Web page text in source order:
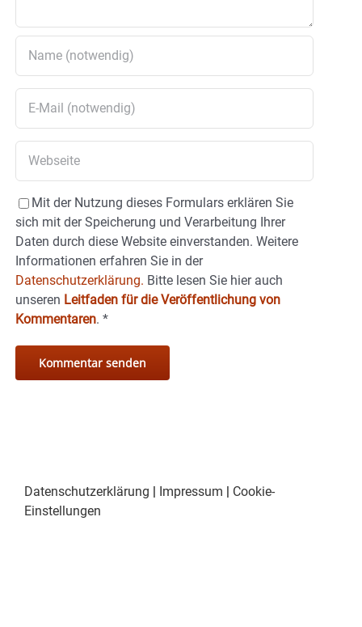
Mit der Nutzung dieses Formulars erklären Sie
sich mit der Speicherung und Verarbeitung Ihrer
Daten durch diese Website einverstanden. Weitere
Informationen erfahren Sie in der
Datenschutzerklärung. Bitte lesen Sie hier auch
unseren Leitfaden für die Veröffentlichung von
Kommentaren. *
Datenschutzerklärung | Impressum | Cookie-
Einstellungen